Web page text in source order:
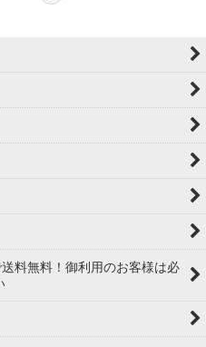
料無料！御利用のお客様は必